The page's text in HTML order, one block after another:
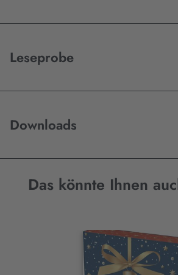
Leseprobe
Downloads
Das könnte Ihnen
Interaktives